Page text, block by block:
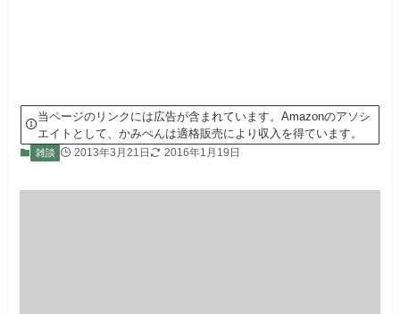
当ページのリンクには広告が含まれています。Amazonのアソシ
エイトとして、かみぺんは適格販売により収入を得ています。
雑談 2013年3月21日 2016年1月19日